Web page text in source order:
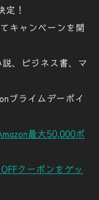
定！
キャンペーンを開
説、ビジネス書、マ
プライムデーポイ
最大50,000ポ
クーポンをゲッ